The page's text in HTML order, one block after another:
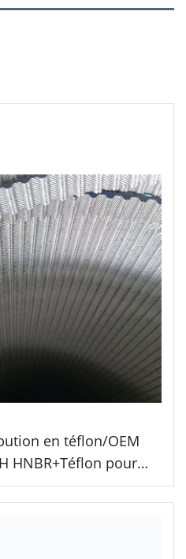
en téflon/OEM
HNBR+Téflon pour
diesel